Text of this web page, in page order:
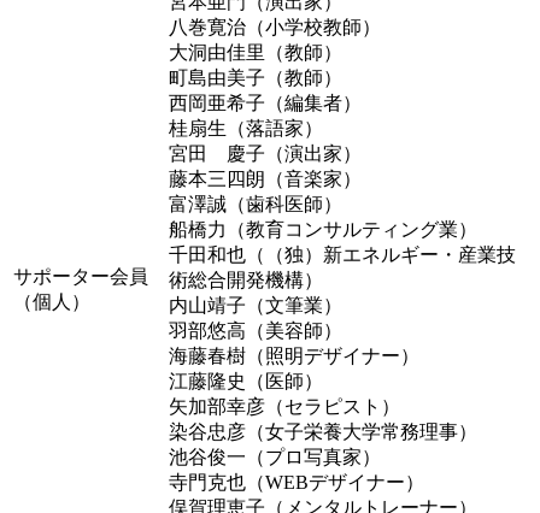
サポーター会員
（個人）
八巻寛治（小学校教師）
大洞由佳里（教師）
町島由美子（教師）
西岡亜希子（編集者）
桂扇生（落語家）
宮田 慶子（演出家）
藤本三四朗（音楽家）
富澤誠（歯科医師）
船橋力（教育コンサルティング業）
千田和也（（独）新エネルギー・産業技
術総合開発機構）
内山靖子（文筆業）
羽部悠高（美容師）
海藤春樹（照明デザイナー）
江藤隆史（医師）
矢加部幸彦（セラピスト）
染谷忠彦（女子栄養大学常務理事）
池谷俊一（プロ写真家）
寺門克也（WEBデザイナー）
俣賀理恵子（メンタルトレーナー）